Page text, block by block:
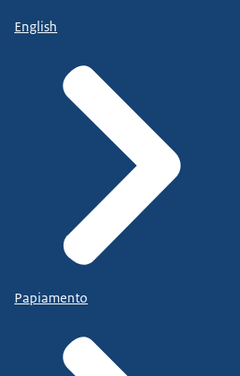
English
Papiamento